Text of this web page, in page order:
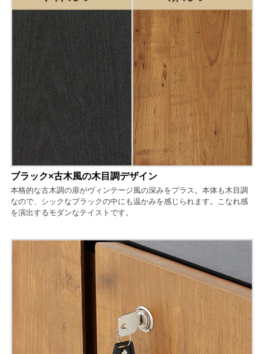
ブラック×古木風の木目調デザイン
本格的な古木調の扉がヴィンテージ風の深みをプラス。本体も木目調
なので、シックなブラックの中にも温かみを感じられます。こなれ感
を演出するモダンなテイストです。